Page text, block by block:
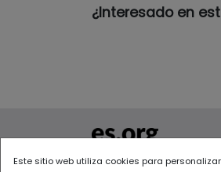
Este sitio web utiliza cookies para
¿Interesado en
Todos los derechos